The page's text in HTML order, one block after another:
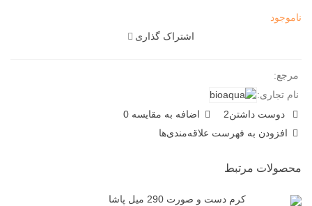
ناموجود
اشتراک گذاری
مرجع:
نام تجاری:
دوست داشتن2 اضافه به مقایسه 0
افزودن به فهرست علاقه‌مندی‌ها
محصولات مرتبط
کرم دست و صورت 290 میل پاشا